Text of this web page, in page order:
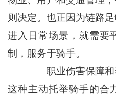
则决定。也正因为链路
进入日常场景，就需要
制，服务于骑手。
职业伤害保障和养
这种主动托举骑手的合